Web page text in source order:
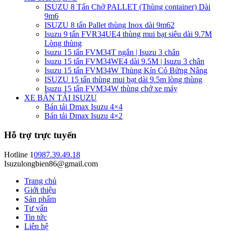
ISUZU 8 Tấn Chở PALLET (Thùng container) Dài
9m6
ISUZU 8 tấn Pallet thùng Inox dài 9m62
Isuzu 9 tấn FVR34UE4 thùng mui bạt siêu dài 9.7M
Lòng thùng
Isuzu 15 tấn FVM34T ngắn | Isuzu 3 chân
Isuzu 15 tấn FVM34WE4 dài 9.5M | Isuzu 3 chân
Isuzu 15 tấn FVM34W Thùng Kín Có Bửng Nâng
ISUZU 15 tấn thùng mui bạt dài 9.5m lòng thùng
Isuzu 15 tấn FVM34W thùng chở xe máy
XE BÁN TẢI ISUZU
Bán tải Dmax Isuzu 4×4
Bán tải Dmax Isuzu 4×2
Hỗ trợ trực tuyến
Hotline 10987.39.49.18
Isuzulongbien86@gmail.com
Trang chủ
Giới thiệu
Sản phẩm
Tư vấn
Tin tức
Liên hệ